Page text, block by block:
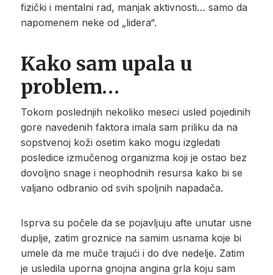
fizički i mentalni rad, manjak aktivnosti… samo da
napomenem neke od „lidera“.
Kako sam upala u
problem…
Tokom poslednjih nekoliko meseci usled pojedinih
gore navedenih faktora imala sam priliku da na
sopstvenoj koži osetim kako mogu izgledati
posledice izmučenog organizma koji je ostao bez
dovoljno snage i neophodnih resursa kako bi se
valjano odbranio od svih spoljnih napadača.
Isprva su počele da se pojavljuju afte unutar usne
duplje, zatim groznice na samim usnama koje bi
umele da me muče trajući i do dve nedelje. Zatim
je usledila uporna gnojna angina grla koju sam